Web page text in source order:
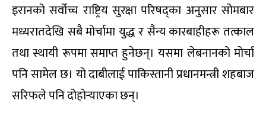
इरानको सर्वोच्च राष्ट्रिय सुरक्षा परिषद्का अनुसार सोमबार
मध्यरातदेखि सबै मोर्चामा युद्ध र सैन्य कारबाहीहरू तत्काल
तथा स्थायी रूपमा समाप्त हुनेछन्। यसमा लेबनानको मोर्चा
पनि सामेल छ। यो दाबीलाई पाकिस्तानी प्रधानमन्त्री शहबाज
सरिफले पनि दोहोर्‍याएका छन्।